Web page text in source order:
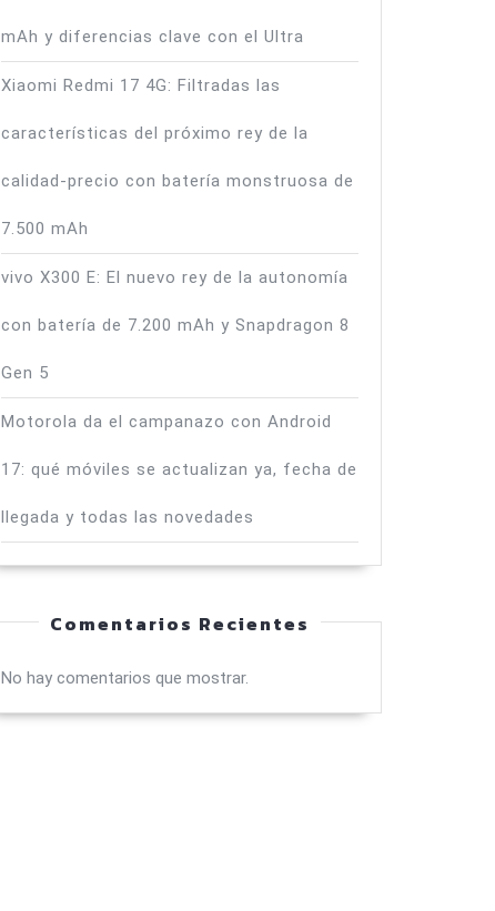
mAh y diferencias clave con el Ultra
Xiaomi Redmi 17 4G: Filtradas las
características del próximo rey de la
calidad-precio con batería monstruosa de
7.500 mAh
vivo X300 E: El nuevo rey de la autonomía
con batería de 7.200 mAh y Snapdragon 8
Gen 5
Motorola da el campanazo con Android
17: qué móviles se actualizan ya, fecha de
llegada y todas las novedades
Comentarios Recientes
No hay comentarios que mostrar.